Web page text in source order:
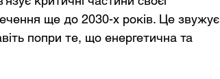
ще до 2030-х років. Це звужує
попри те, що енергетична та